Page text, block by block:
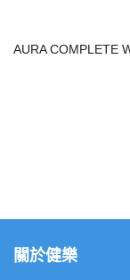
AURA COMPLETE
關於健樂